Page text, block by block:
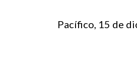
Pacífico, 15 de